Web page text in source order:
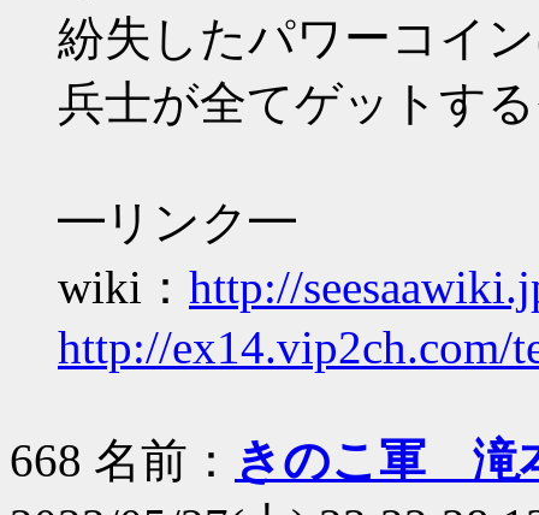
紛失したパワーコイ
兵士が全てゲットす
━リンク━
wiki： http://
http://ex14.vip2ch.com/
668 名前： きのこ軍 滝